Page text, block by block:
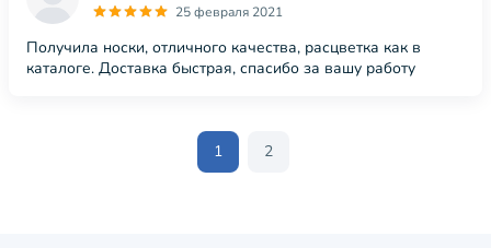
25 февраля 2021
Получила носки, отличного качества, расцветка как в
каталоге. Доставка быстрая, спасибо за вашу работу
1 2